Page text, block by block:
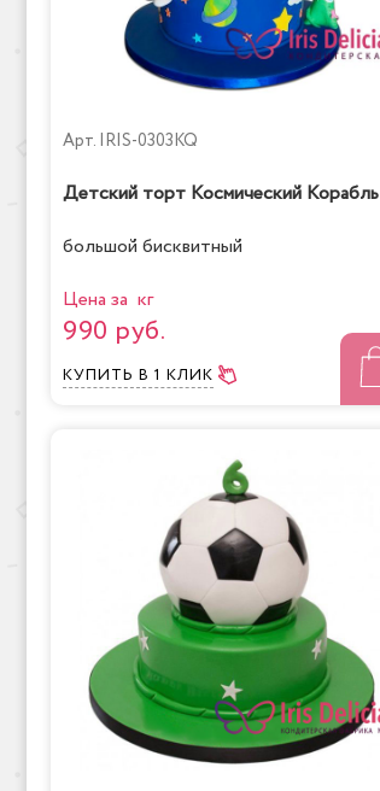
Арт. IRIS-0303KQ
Детский торт Космический Корабль
большой бисквитный
Цена за кг
990 руб.
КУПИТЬ В 1 КЛИК